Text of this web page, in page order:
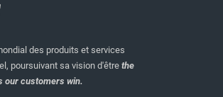
des produits et services
poursuivant sa vision d'être the
our customers win.